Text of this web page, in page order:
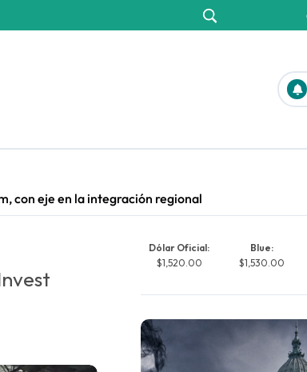
con eje en la integración regional
Dólar Oficial:
$1,520.00
Blue:
$1,530.00